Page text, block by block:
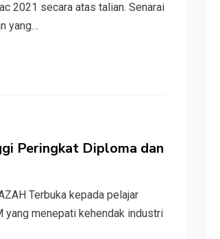
2021 secara atas talian. Senarai
yang…
Peringkat Diploma dan
Terbuka kepada pelajar
yang menepati kehendak industri